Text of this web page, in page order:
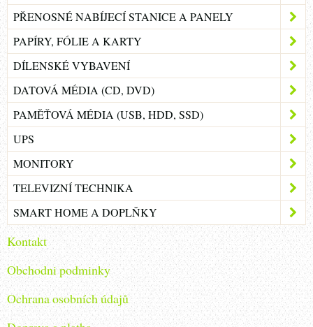
PŘENOSNÉ NABÍJECÍ STANICE A PANELY
PAPÍRY, FÓLIE A KARTY
DÍLENSKÉ VYBAVENÍ
DATOVÁ MÉDIA (CD, DVD)
PAMĚŤOVÁ MÉDIA (USB, HDD, SSD)
UPS
MONITORY
TELEVIZNÍ TECHNIKA
SMART HOME A DOPLŇKY
Kontakt
Obchodni podminky
Ochrana osobních údajů